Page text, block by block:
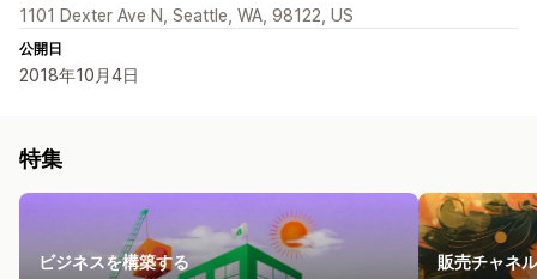
1101 Dexter Ave N, Seattle, WA, 98122, US
公開日
2018年10月4日
特集
ビジネスを構築する 販売チャネル